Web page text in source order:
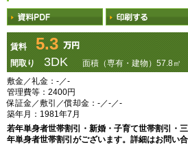
賃料 5.3
間取り 3DK
面積（専有・建物）57.8㎡
敷金／礼金：-／-
管理費等：2400円
保証金／敷引／償却金：-／-／-
築年月：1981年7月
若年単身者世帯割引・新婚・子育て世帯割引・
年単身者世帯割引がございます。詳細はお問い合